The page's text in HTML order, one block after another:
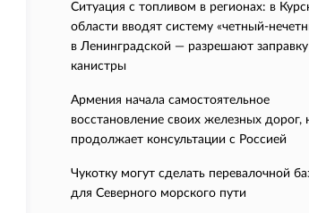
Ситуация с топливом в регионах: в
области вводят систему «четный-
в Ленинградской — разрешают
канистры
Армения начала самостоятельное
восстановление своих железных дорог,
продолжает консультации с Россией
Чукотку могут сделать перевалочной
для Северного морского пути